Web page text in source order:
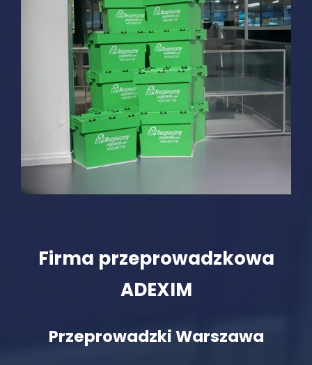
Firma przeprowadzkowa
ADEXIM
Przeprowadzki Warszawa